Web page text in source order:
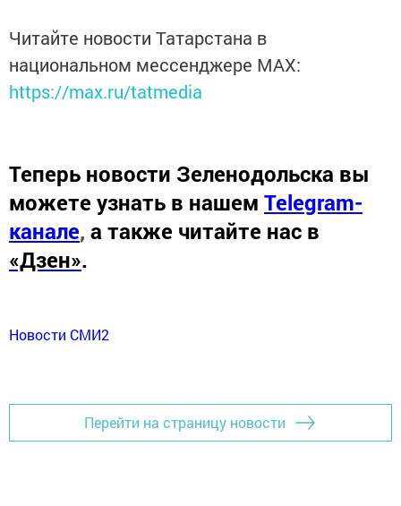
Читайте новости Татарстана в
национальном мессенджере MАХ:
https://max.ru/tatmedia
Теперь новости Зеленодольска вы
можете узнать в нашем Telegram-
канале, а также читайте нас в
«Дзен».
Новости СМИ2
Перейти на страницу новости